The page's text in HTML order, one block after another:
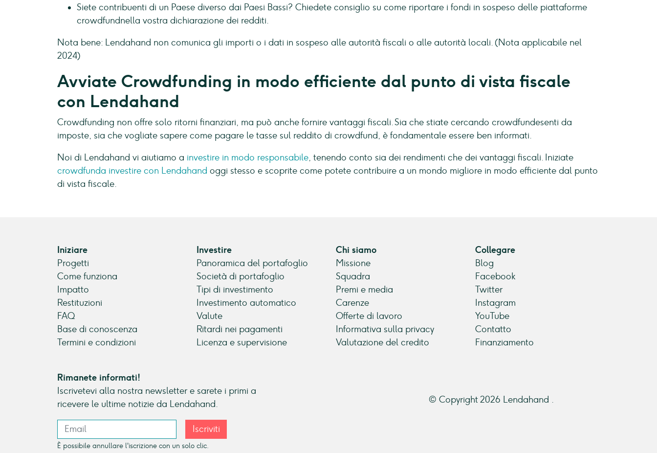
Siete contribuenti di un Paese diverso dai Paesi Bassi? Chiedete consiglio su come riportare i fondi in sospeso delle piattaforme
crowdfundnella vostra dichiarazione dei redditi.
Nota bene: Lendahand non comunica gli importi o i dati in sospeso alle autorità fiscali o alle autorità locali. (Nota applicabile nel
2024)
Avviate Crowdfunding in modo efficiente dal punto di vista fiscale
con Lendahand
Crowdfunding non offre solo ritorni finanziari, ma può anche fornire vantaggi fiscali. Sia che stiate cercando crowdfundesenti da
imposte, sia che vogliate sapere come pagare le tasse sul reddito di crowdfund, è fondamentale essere ben informati.
Noi di Lendahand vi aiutiamo a investire in modo responsabile, tenendo conto sia dei rendimenti che dei vantaggi fiscali. Iniziate
crowdfunda investire con Lendahand oggi stesso e scoprite come potete contribuire a un mondo migliore in modo efficiente dal punto
di vista fiscale.
Iniziare
Progetti
Come funziona
Impatto
Restituzioni
FAQ
Base di conoscenza
Termini e condizioni
Investire
Panoramica del portafoglio
Società di portafoglio
Tipi di investimento
Investimento automatico
Valute
Ritardi nei pagamenti
Licenza e supervisione
Chi siamo
Missione
Squadra
Premi e media
Carenze
Offerte di lavoro
Informativa sulla privacy
Valutazione del credito
Collegare
Blog
Facebook
Twitter
Instagram
YouTube
Contatto
Finanziamento
Rimanete informati!
Iscrivetevi alla nostra newsletter e sarete i primi a
ricevere le ultime notizie da Lendahand.
Iscriviti
È possibile annullare l'iscrizione con un solo clic.
© Copyright 2026 Lendahand .